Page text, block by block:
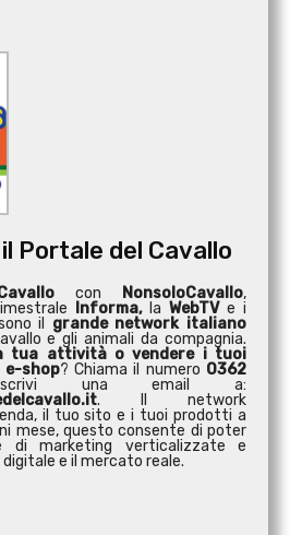
Portale del Cavallo
con NonsoloCavallo,
Informa,laWebTVe i
il grande network italiano
e gli animali da compagnia.
tua attività ovendere i tuoi
shop? Chiama il numero 0362
una email a:
. Il network
il tuo sito e i tuoi prodotti a
mese, questo consente di poter
di marketing verticalizzate e
e il mercato reale.